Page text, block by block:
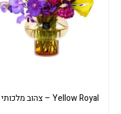
Yellow Royal – צהוב מלכותי